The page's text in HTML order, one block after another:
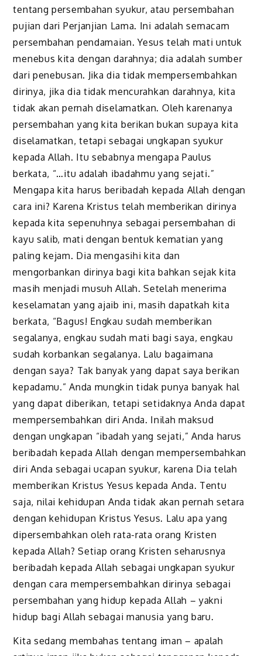
tentang persembahan syukur, atau persembahan
pujian dari Perjanjian Lama. Ini adalah semacam
persembahan pendamaian. Yesus telah mati untuk
menebus kita dengan darahnya; dia adalah sumber
dari penebusan. Jika dia tidak mempersembahkan
dirinya, jika dia tidak mencurahkan darahnya, kita
tidak akan pernah diselamatkan. Oleh karenanya
persembahan yang kita berikan bukan supaya kita
diselamatkan, tetapi sebagai ungkapan syukur
kepada Allah. Itu sebabnya mengapa Paulus
berkata, “…itu adalah ibadahmu yang sejati.”
Mengapa kita harus beribadah kepada Allah dengan
cara ini? Karena Kristus telah memberikan dirinya
kepada kita sepenuhnya sebagai persembahan di
kayu salib, mati dengan bentuk kematian yang
paling kejam. Dia mengasihi kita dan
mengorbankan dirinya bagi kita bahkan sejak kita
masih menjadi musuh Allah. Setelah menerima
keselamatan yang ajaib ini, masih dapatkah kita
berkata, “Bagus! Engkau sudah memberikan
segalanya, engkau sudah mati bagi saya, engkau
sudah korbankan segalanya. Lalu bagaimana
dengan saya? Tak banyak yang dapat saya berikan
kepadamu.” Anda mungkin tidak punya banyak hal
yang dapat diberikan, tetapi setidaknya Anda dapat
mempersembahkan diri Anda. Inilah maksud
dengan ungkapan “ibadah yang sejati,” Anda harus
beribadah kepada Allah dengan mempersembahkan
diri Anda sebagai ucapan syukur, karena Dia telah
memberikan Kristus Yesus kepada Anda. Tentu
saja, nilai kehidupan Anda tidak akan pernah setara
dengan kehidupan Kristus Yesus. Lalu apa yang
dipersembahkan oleh rata-rata orang Kristen
kepada Allah? Setiap orang Kristen seharusnya
beribadah kepada Allah sebagai ungkapan syukur
dengan cara mempersembahkan dirinya sebagai
persembahan yang hidup kepada Allah – yakni
hidup bagi Allah sebagai manusia yang baru.
Kita sedang membahas tentang iman – apalah